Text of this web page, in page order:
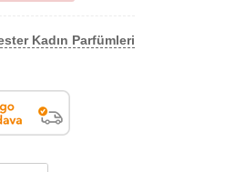
Kadın Parfümleri